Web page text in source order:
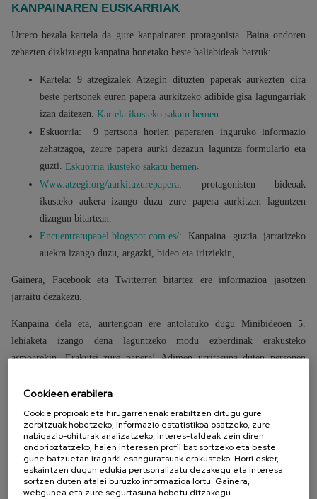
KANPAINAREN EUSKARRIAK
Urtero bezala kartela da gure kanpainaren protagonista. Baina ondoren
zehazten dizkizuegu kanpaina honetako beste baliabideak batzuk:
Kartela: 9 atzegizalek Atzegin dituzten paperak aurkezten dira
beste pertsonek euren papera aurkitzeko adibide gisa lagungarriak
izan daitezen. Kartela ikusteko sakatu hemen.
Eskuorria: 9 pertsona horien paperaren inguruko informazio
zehatzagoa, zeure papera aurki dezazun laguntza formulario eta
guzti. Eskuorria ikusteko sakatu hemen.
Www.atzegi.org/aurkituzurepapera: protagonisten bideoak
ikusteko aukera izango duzu zure papera aurkitzen laguntzen
dizugun bitartean.
Encuentratupapel.blogspot.com.es/: Kanpaina guztia jarratizeko
auekra izango duzu, argazki, bideo eta iritziekin, ...
Gainera, Facebook eta Twitterren bitartez ere informazioa jasotzen
jarraitu dezakezu.
Kanpaina dela eta, aurtengoan ere antolatuko dugu Minibideoen 5.
lehiaketa izango dena laguntzeko modu ezberdinak erakusteko
asmoarekin. Erakutsi zure papera! Adimen urritasuna duten personen
dugu.
Ondoren lehiaketaren oinarriak ikus ditzakezue. Animatu zaitezte parte
hartzera!
Cookieen erabilera
Cookie propioak eta hirugarrenenak erabiltzen ditugu gure
zerbitzuak hobetzeko, informazio estatistikoa osatzeko, zure
nabigazio-ohiturak analizatzeko, interes-taldeak zein diren
ondorioztatzeko, haien interesen profil bat sortzeko eta beste
gune batzuetan iragarki esanguratsuak erakusteko. Horri esker,
eskaintzen dugun edukia pertsonalizatu dezakegu eta interesa
sortzen duten atalei buruzko informazioa lortu. Gainera,
webgunea eta zure segurtasuna hobetu ditzakegu.